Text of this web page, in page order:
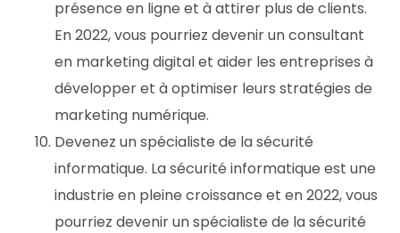
présence en ligne et à attirer plus de clients.
En 2022, vous pourriez devenir un consultant
en marketing digital et aider les entreprises à
développer et à optimiser leurs stratégies de
marketing numérique.
Devenez un spécialiste de la sécurité
informatique. La sécurité informatique est une
industrie en pleine croissance et en 2022, vous
pourriez devenir un spécialiste de la sécurité